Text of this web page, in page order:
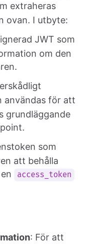
extraheras
ovan. I utbyte:
JWT som
om den
användas för att
grundläggande
som
att behålla
access_token
: För att